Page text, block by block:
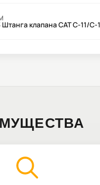
клапана CAT C-11/C-